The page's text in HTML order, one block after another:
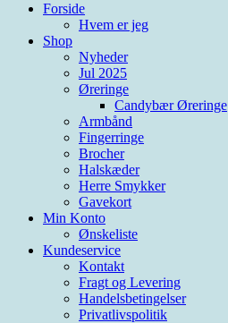
Forside
Hvem er jeg
Shop
Nyheder
Jul 2025
Øreringe
Candybær Øreringe
Armbånd
Fingerringe
Brocher
Halskæder
Herre Smykker
Gavekort
Min Konto
Ønskeliste
Kundeservice
Kontakt
Fragt og Levering
Handelsbetingelser
Privatlivspolitik